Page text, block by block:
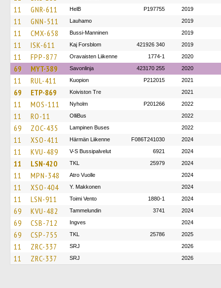
11 GNR-611 HelB P197755 2019
11 GNN-511 Lauhamo 2019
11 CMX-658 Bussi-Manninen 2019
11 ISK-611 Kaj Forsblom 421926 340 2019
11 FPP-877 Oravaisten Liikenne 1774-1 2020
69 MYT-389 Savonlinja 423170 255 2020
11 RUL-411 Kuopion P212015 2021
69 ETP-869 Koiviston Tre 2021
11 MOS-111 Nyholm P201266 2022
11 RO-11 OlliBus 2022
69 ZOC-435 Lampinen Buses 2022
11 XSO-411 Härmän Liikenne F086T241030 2024
11 KVU-489 V-S Bussipalvelut 6921 2024
11 LSN-420 TKL 25979 2024
11 MPN-348 Atro Vuolle 2024
11 XSO-404 Y. Makkonen 2024
11 LSN-911 Toimi Vento 1880-1 2024
69 KVU-482 Tammelundin 3741 2024
69 CSB-712 Ingves 2024
69 CSP-755 TKL 25786 2025
11 ZRC-337 SRJ 2026
11 ZRC-337 SRJ 2026